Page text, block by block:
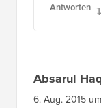
Antworten
Absarul
6. Aug. 2015